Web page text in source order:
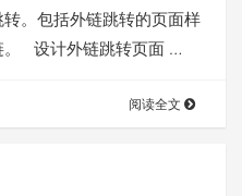
。包括外链跳转的页面样
。 设计外链跳转页面 …
阅读全文